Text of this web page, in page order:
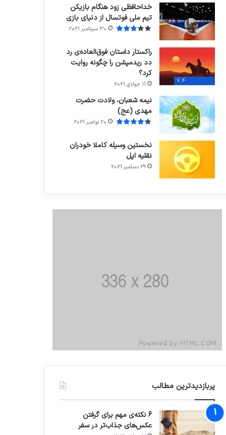
خداحافظی زود هنگام بازیکن
تیم ملی فوتسال از دنیای بازی
30 سپتامبر 2021
7.4
راکستار داستان فوق‌العاده‌ی رد
دد ریدمپشن را چگونه روایت
کرد؟
11 جولای 2021
نیمه شعبان، ولادت حضرت
مهدی (عج)
20 نوامبر 2021
نخستین وسیله کاملا خودران
نقلیه اپل
29 دسامبر 2021
پربازدیدترین مطالب
6 نکته‌ی مهم برای گرفتن
عکس‌های جذاب‌تر در سفر